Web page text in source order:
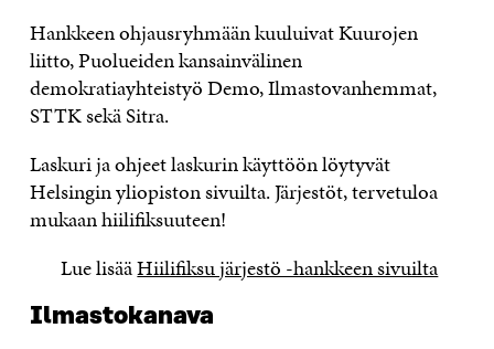
Hankkeen ohjausryhmään kuuluivat Kuurojen
liitto, Puolueiden kansainvälinen
demokratiayhteistyö Demo, Ilmastovanhemmat,
STTK sekä Sitra.
Laskuri ja ohjeet laskurin käyttöön löytyvät
Helsingin yliopiston sivuilta. Järjestöt, tervetuloa
mukaan hiilifiksuuteen!
Lue lisääHiilifiksu järjestö -hankkeen sivuilta
Ilmastokanava